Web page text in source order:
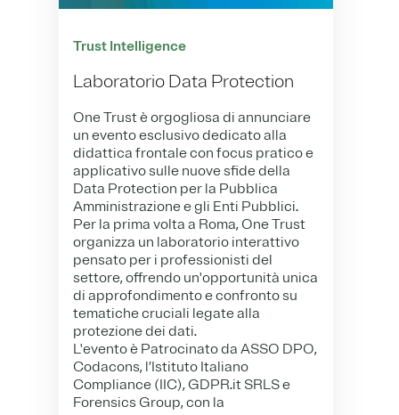
Trust Intelligence
Laboratorio Data Protection
One Trust è orgogliosa di annunciare
un evento esclusivo dedicato alla
didattica frontale con focus pratico e
applicativo sulle nuove sfide della
Data Protection per la Pubblica
Amministrazione e gli Enti Pubblici.
Per la prima volta a Roma, One Trust
organizza un laboratorio interattivo
pensato per i professionisti del
settore, offrendo un'opportunità unica
di approfondimento e confronto su
tematiche cruciali legate alla
protezione dei dati.
L'evento è Patrocinato da ASSO DPO,
Codacons, l’Istituto Italiano
Compliance (IIC), GDPR.it SRLS e
Forensics Group, con la